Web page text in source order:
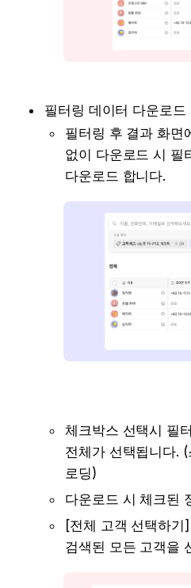
필터링 데이터 다운로드
필터링 후 결과 화면
없이 다운로드 시 필
다운로드 합니다.
체크박스 선택시 필
전체가 선택됩니다.
로딩)
다운로드 시 체크된
[전체 고객 선택하기
검색된 모든 고객을